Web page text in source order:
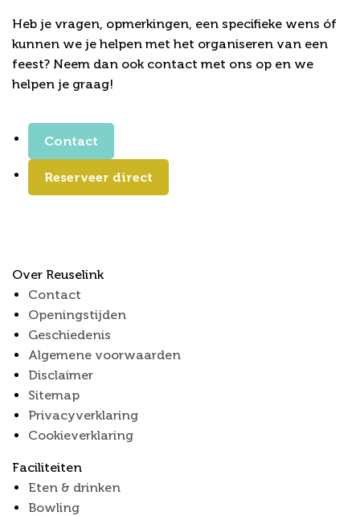
Heb je vragen, opmerkingen, een specifieke wens óf
kunnen we je helpen met het organiseren van een
feest? Neem dan ook contact met ons op en we
helpen je graag!
Contact
Reserveer direct
Over Reuselink
Contact
Openingstijden
Geschiedenis
Algemene voorwaarden
Disclaimer
Sitemap
Privacyverklaring
Cookieverklaring
Faciliteiten
Eten & drinken
Bowling